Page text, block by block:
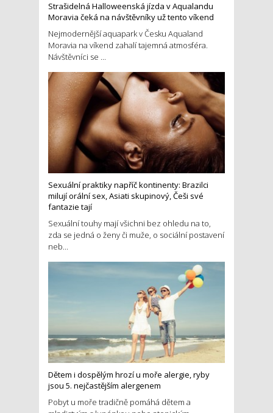
Strašidelná Halloweenská jízda v Aqualandu
Moravia čeká na návštěvníky už tento víkend
Nejmodernější aquapark v Česku Aqualand
Moravia na víkend zahalí tajemná atmosféra.
Návštěvníci se ...
Sexuální praktiky napříč kontinenty: Brazilci
milují orální sex, Asiati skupinový, Češi své
fantazie tají
Sexuální touhy mají všichni bez ohledu na to,
zda se jedná o ženy či muže, o sociální postavení
neb...
Dětem i dospělým hrozí u moře alergie, ryby
jsou 5. nejčastějším alergenem
Pobyt u moře tradičně pomáhá dětem a